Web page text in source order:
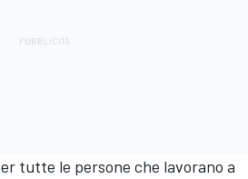
tutte le persone che lavorano a